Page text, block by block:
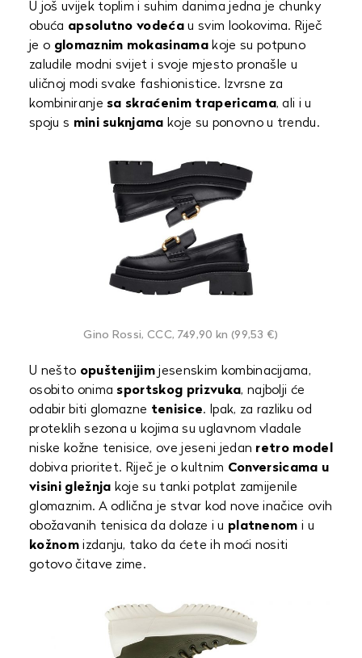
U još uvijek toplim i suhim danima jedna je chunky
obuća apsolutno vodeća u svim lookovima. Riječ
je o glomaznim mokasinama koje su potpuno
zaludile modni svijet i svoje mjesto pronašle u
uličnoj modi svake fashionistice. Izvrsne za
kombiniranje sa skraćenim trapericama, ali i u
spoju s mini suknjama koje su ponovno u trendu.
Gino Rossi, CCC, 749,90 kn (99,53 €)
U nešto opuštenijim jesenskim kombinacijama,
osobito onima sportskog prizvuka, najbolji će
odabir biti glomazne tenisice. Ipak, za razliku od
proteklih sezona u kojima su uglavnom vladale
niske kožne tenisice, ove jeseni jedan retro model
dobiva prioritet. Riječ je o kultnim Conversicama u
visini gležnja koje su tanki potplat zamijenile
glomaznim. A odlična je stvar kod nove inačice ovih
obožavanih tenisica da dolaze i u platnenom i u
kožnomizdanju, tako da ćete ih moći nositi
gotovo čitave zime.